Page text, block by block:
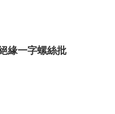
緣一字螺絲批